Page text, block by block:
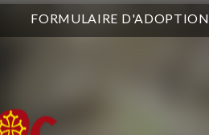
FORMULAIRE D'ADOPTION